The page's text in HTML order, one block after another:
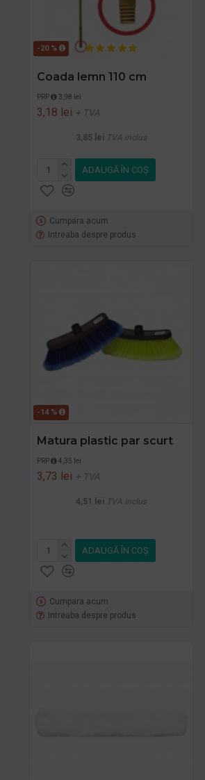
-20 %
Coada lemn 110 cm
PRP 3,98 lei
3,18 lei + TVA
3,85 lei TVA inclus
ADAUGĂ ÎN COŞ
Cumpara acum
Intreaba despre produs
-14 %
Matura plastic par scurt
PRP 4,35 lei
3,73 lei + TVA
4,51 lei TVA inclus
ADAUGĂ ÎN COŞ
Cumpara acum
Intreaba despre produs